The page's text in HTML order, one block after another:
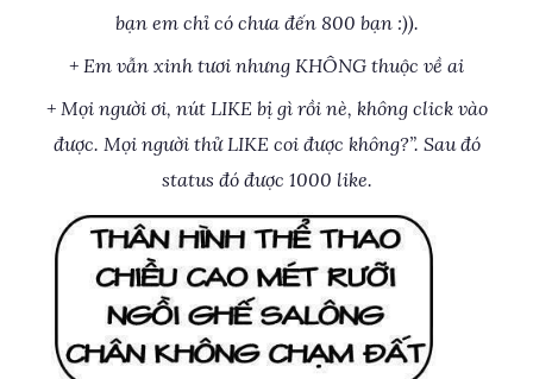
bạn em chỉ có chưa đến 800 bạn :)).
+ Em vẫn xinh tươi nhưng KHÔNG thuộc về ai
+ Mọi người ơi, nút LIKE bị gì rồi nè, không click vào
được. Mọi người thử LIKE coi được không?”. Sau đó
status đó được 1000 like.